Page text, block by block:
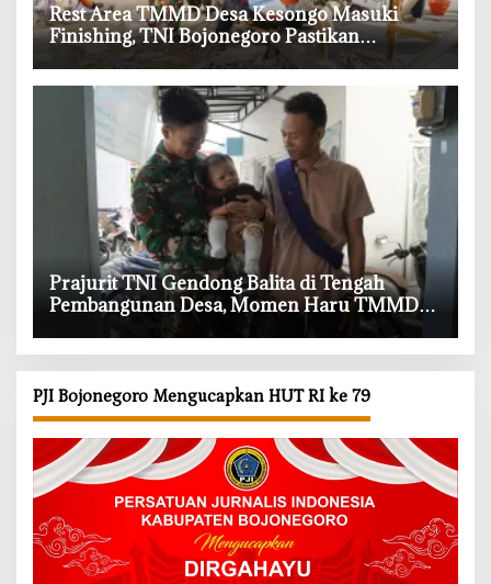
‎Rest Area TMMD Desa Kesongo Masuki
Finishing, TNI Bojonegoro Pastikan
Bangunan Kokoh dan Nyaman
‎Prajurit TNI Gendong Balita di Tengah
Pembangunan Desa, Momen Haru TMMD
PJI Bojonegoro Mengucapkan HUT RI ke 79